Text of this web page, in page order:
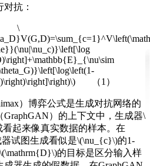
抗：
\
（1）
）博弈公式是生成对抗网络的
）的上下文中，生成器\
起来像真实数据的样本。在
试图生成看似是\(\nu_{c}\)的1-
的目标是区分输入样